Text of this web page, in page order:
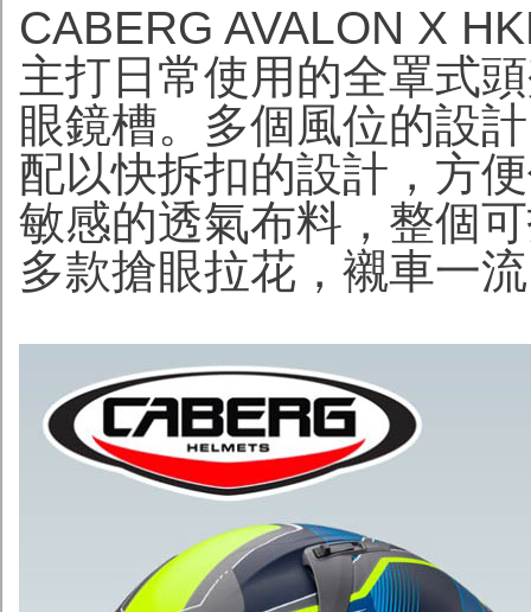
CABERG AVALON X
主打日常使用的全罩式
眼鏡槽。多個風位的設
配以快拆扣的設計，方
敏感的透氣布料，整個
多款搶眼拉花，襯車一